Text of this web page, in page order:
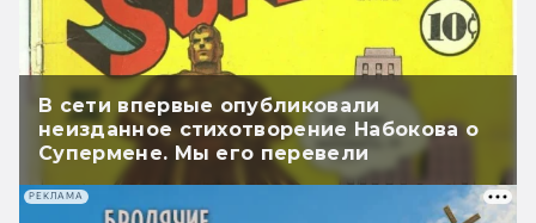
В сети впервые опубликовали
неизданное стихотворение Набокова о
Супермене. Мы его перевели
РЕКЛАМА